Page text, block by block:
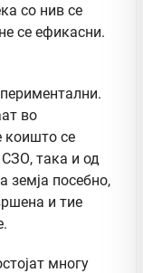
со нив се
се ефикасни.
во
коишто се
така и од
земја посебно,
и тие
многу